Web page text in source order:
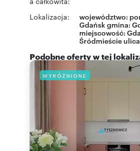
Lokalizacja:
województwo:
Gdańsk gmina:
miejscowość:
Śródmieście
Podobne oferty w tej
WYRÓŻNIONE